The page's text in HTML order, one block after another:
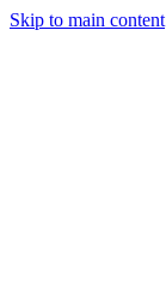
Skip to main content